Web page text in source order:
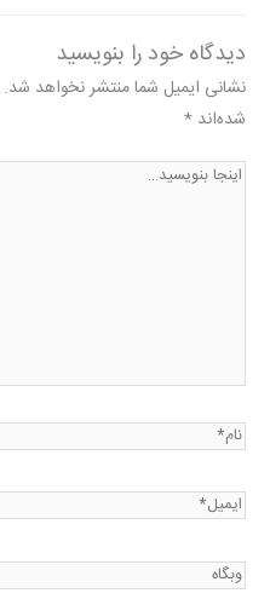
دیدگاه‌ خود را بنویسید
نشانی ایمیل شما منتشر نخواهد شد.
شده‌اند *
اینجا
نام*
ایمیل*
وبگاه